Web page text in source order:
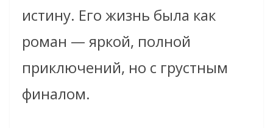
истину. Его жизнь была как
роман — яркой, полной
приключений, но с грустным
финалом.